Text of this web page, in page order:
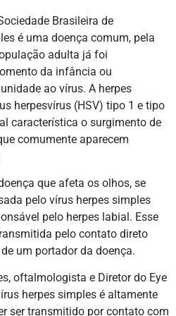
Brasileira de
é uma doença comum, pela
adulta já foi
da infância ou
ao vírus. A herpes
herpesvírus (HSV) tipo 1 e tipo
característica o surgimento de
comumente aparecem
que afeta os olhos, se
pelo vírus herpes simples
pelo herpes labial. Esse
pelo contato direto
um portador da doença.
oftalmologista e Diretor do Eye
herpes simples é altamente
ser transmitido por contato com